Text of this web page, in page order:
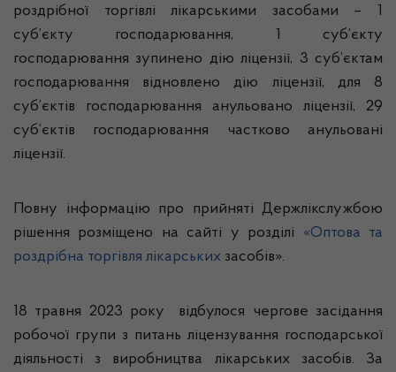
роздрібної торгівлі лікарськими засобами – 1
суб’єкту господарювання, 1 суб’єкту
господарювання зупинено дію ліцензії, 3 суб’єктам
господарювання відновлено дію ліцензії, для 8
суб’єктів господарювання анульовано ліцензії, 29
суб’єктів господарювання частково анульовані
ліцензії.
Повну інформацію про прийняті Держлікслужбою
рішення розміщено на сайті у розділі «Оптова та
роздрібна торгівля лікарських засобів».
18 травня 2023 року відбулося чергове засідання
робочої групи з питань ліцензування господарської
діяльності з виробництва лікарських засобів. За